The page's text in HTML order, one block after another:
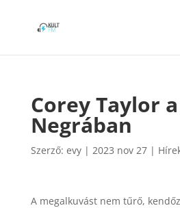
Corey Taylor
Negrában
Szerző: evy| 2023 nov 27|
A megalkuvást nem tűrő,